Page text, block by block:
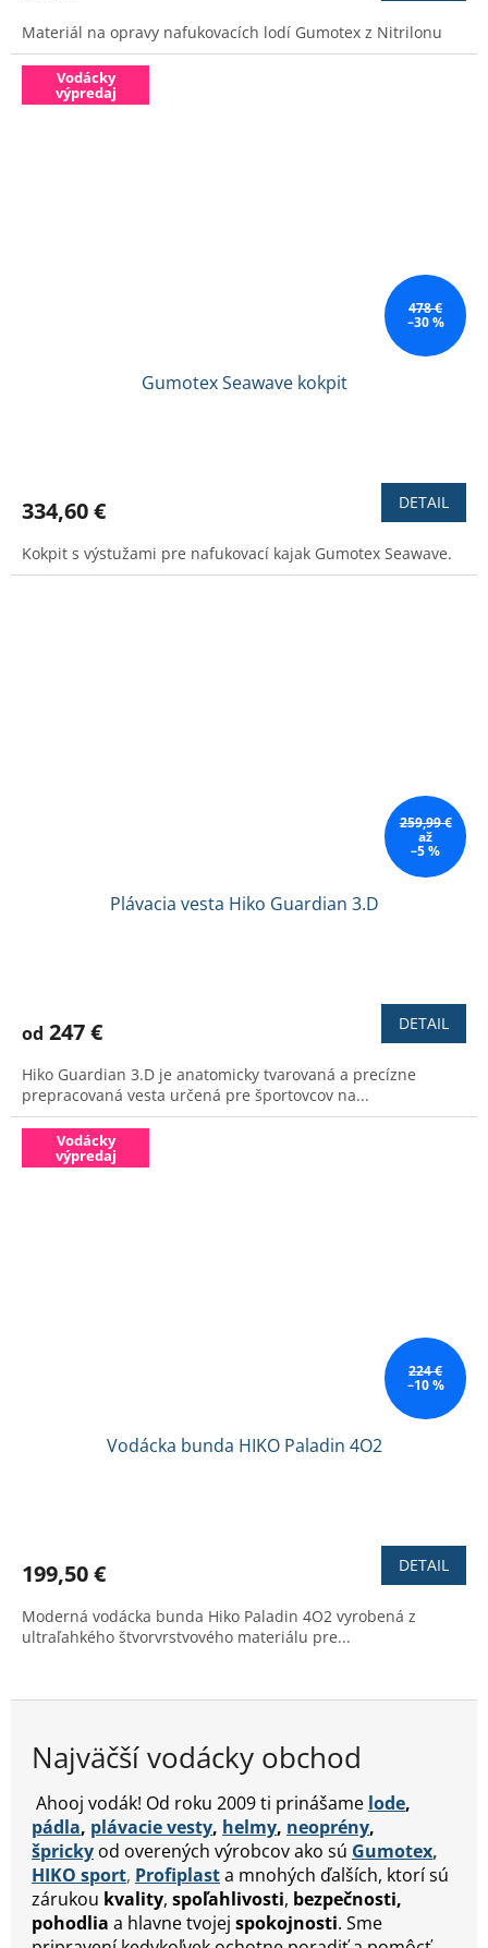
z
5
hviezdičiek.
Materiál na opravy nafukovacích lodí Gumotex z Nitrilonu
Vodácky
výpredaj
478 €
–30 %
Gumotex Seawave kokpit
je
z
5
334,60 € DETAIL
Kokpit s výstužami pre nafukovací kajak Gumotex Seawave.
259,99 €
až
–5 %
Plávacia vesta Hiko Guardian 3.D
je
z
5
hviezdičiek.
od 247 € DETAIL
Hiko Guardian 3.D je anatomicky tvarovaná a precízne
prepracovaná vesta určená pre športovcov na...
Vodácky
výpredaj
224 €
–10 %
Vodácka bunda HIKO Paladin 4O2
je
z
5
199,50 € DETAIL
Moderná vodácka bunda Hiko Paladin 4O2 vyrobená z
ultraľahkého štvorvrstvového materiálu pre...
Najväčší vodácky obchod
Ahooj vodák! Od roku 2009 ti prinášame lode,
pádla, plávacie vesty, helmy, neoprény,
špricky od overených výrobcov ako sú Gumotex,
HIKO sport, Profiplasta mnohých ďalších, ktorí sú
zárukou kvality, spoľahlivosti, bezpečnosti,
pohodlia a hlavne tvojej spokojnosti. Sme